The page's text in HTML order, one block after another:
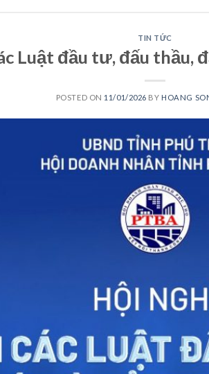
TIN TỨC
Luật đầu tư, đấu
POSTED ON 11/01/2026 BY HOANG